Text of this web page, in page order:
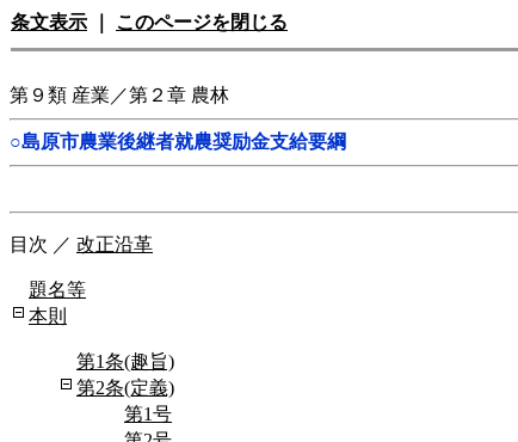
条文表示 このページを閉じる
第９類 産業／第２章 農林
○島原市農業後継者就農奨励金支給要綱
目次 ／ 改正沿革
題名等
本則
第1条(趣旨)
第2条(定義)
第1号